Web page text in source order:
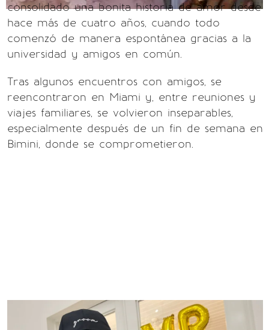
consolidado una bonita historia de amor desde
hace más de cuatro años, cuando todo
comenzó de manera espontánea gracias a la
universidad y amigos en común.
Tras algunos encuentros con amigos, se
reencontraron en Miami y, entre reuniones y
viajes familiares, se volvieron inseparables,
especialmente después de un fin de semana en
Bimini, donde se comprometieron.